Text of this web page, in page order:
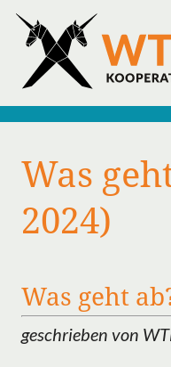
Was
2024)
Was geht
geschrieben von